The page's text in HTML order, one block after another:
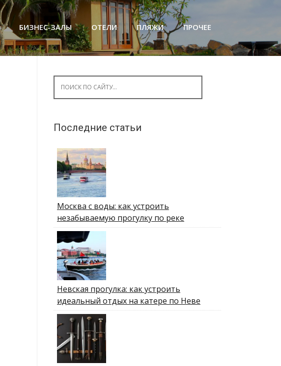
ПРОЧЕЕ
ПЛЯЖИ
ОТЕЛИ
БИЗНЕС-ЗАЛЫ
Последние статьи
Москва с воды: как устроить
незабываемую прогулку по реке
Невская прогулка: как устроить
идеальный отдых на катере по Неве